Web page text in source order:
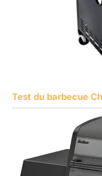
Test du barbecue